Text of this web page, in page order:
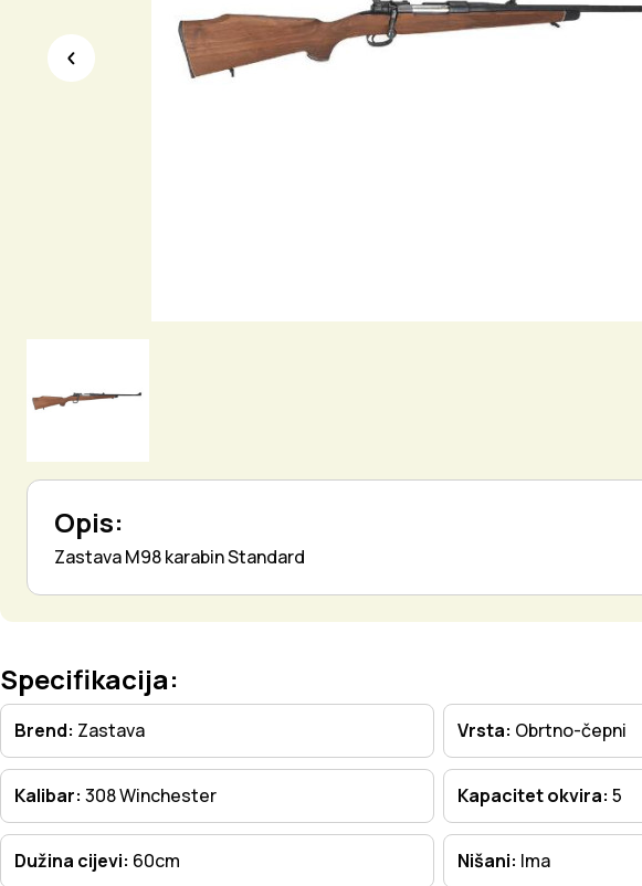
Opis:
Zastava M98 karabin Standard
Specifikacija:
Brend: Zastava Vrsta: Obrtno-čepni
Kalibar: 308 Winchester Kapacitet okvira: 5
Dužina cijevi: 60cm Nišani: Ima